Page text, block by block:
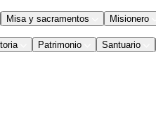
Misa y sacramentos Misionero
Patrimonio Santuario